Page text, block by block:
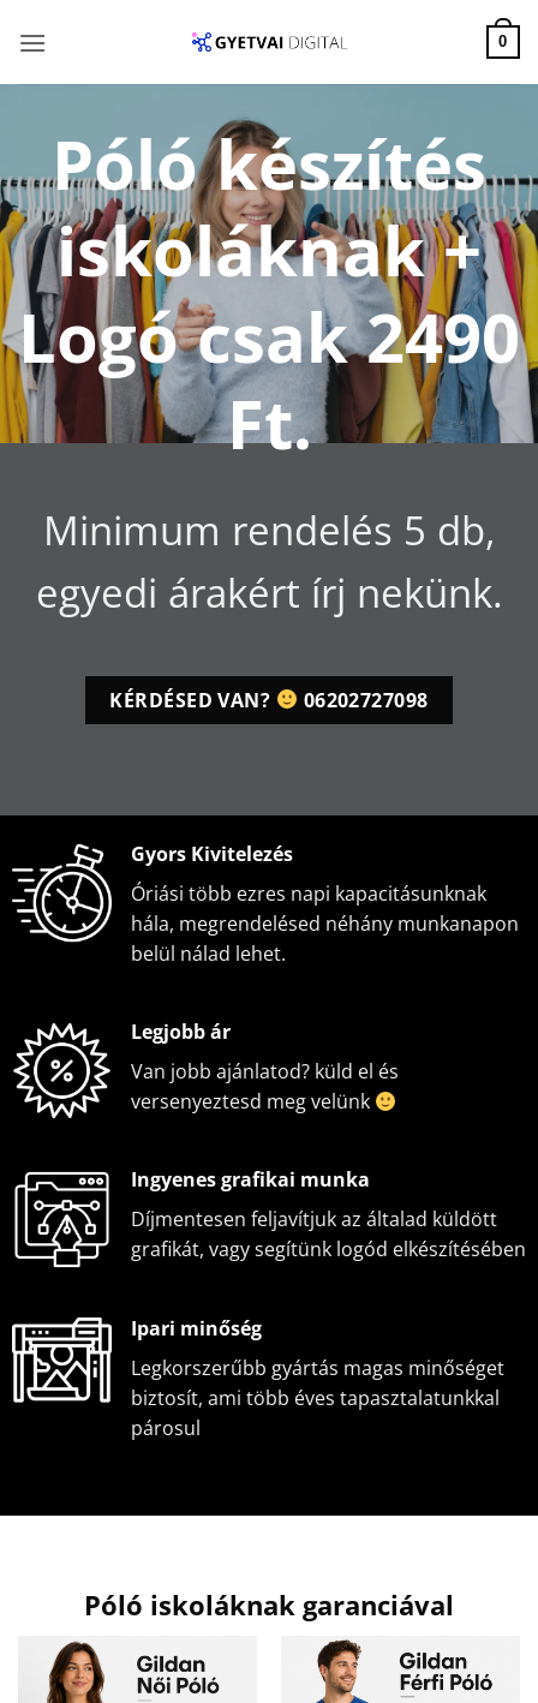
0
Póló készítés
iskoláknak +
Logó csak 2490
Ft.
Minimum rendelés 5 db,
egyedi árakért írj nekünk.
KÉRDÉSED VAN? 06202727098
Gyors Kivitelezés
Óriási több ezres napi kapacitásunknak
hála, megrendelésed néhány munkanapon
belül nálad lehet.
Legjobb ár
Van jobb ajánlatod? küld el és
versenyeztesd meg velünk
Ingyenes grafikai munka
Díjmentesen feljavítjuk az általad küldött
grafikát, vagy segítünk logód elkészítésében
Ipari minőség
Legkorszerűbb gyártás magas minőséget
biztosít, ami több éves tapasztalatunkkal
párosul
Póló iskoláknak garanciával